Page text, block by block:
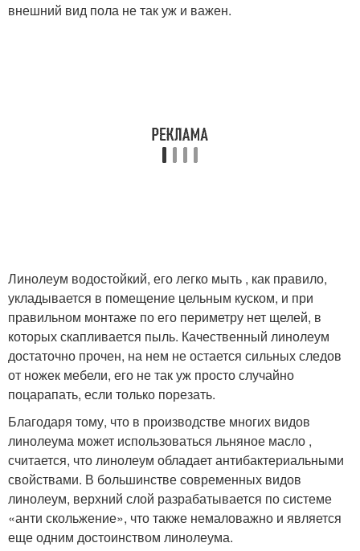
внешний вид пола не так уж и важен.
Линолеум водостойкий, его легко мыть , как правило,
укладывается в помещение цельным куском, и при
правильном монтаже по его периметру нет щелей, в
которых скапливается пыль. Качественный линолеум
достаточно прочен, на нем не остается сильных следов
от ножек мебели, его не так уж просто случайно
поцарапать, если только порезать.
Благодаря тому, что в производстве многих видов
линолеума может использоваться льняное масло ,
считается, что линолеум обладает антибактериальными
свойствами. В большинстве современных видов
линолеум, верхний слой разрабатывается по системе
«анти скольжение», что также немаловажно и является
еще одним достоинством линолеума.